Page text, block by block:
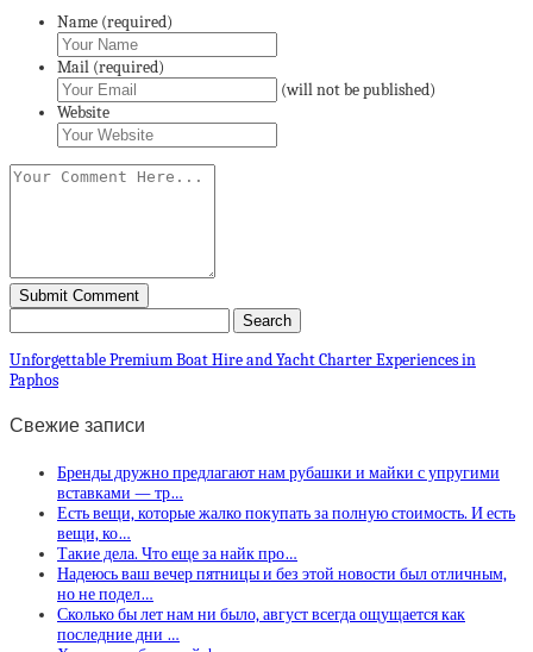
Name (required)
Mail (required)
(will not be published)
Website
Unforgettable Premium Boat Hire and Yacht Charter Experiences in
Paphos
Свежие записи
Бренды дружно предлагают нам рубашки и майки с упругими
вставками — тр…
Есть вещи, которые жалко покупать за полную стоимость. И есть
вещи, ко…
Такие дела. Что еще за найк про…
Надеюсь ваш вечер пятницы и без этой новости был отличным,
но не подел…
Сколько бы лет нам ни было, август всегда ощущается как
последние дни …